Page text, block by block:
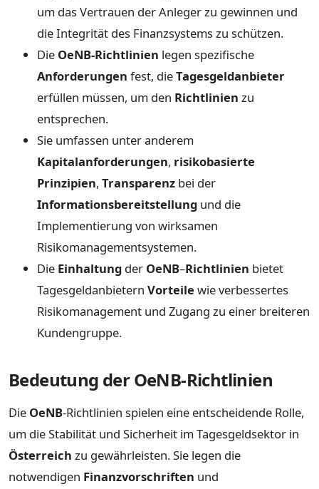
um das Vertrauen der Anleger zu gewinnen und
die Integrität des Finanzsystems zu schützen.
Die OeNB-Richtlinien legen spezifische
Anforderungen fest, dieTagesgeldanbieter
erfüllen müssen, um den Richtlinien zu
entsprechen.
Sie umfassen unter anderem
Kapitalanforderungen, risikobasierte
Prinzipien, Transparenz bei der
Informationsbereitstellung und die
Implementierung von wirksamen
Risikomanagementsystemen.
Die Einhaltung der OeNB–Richtlinien bietet
Tagesgeldanbietern Vorteile wie verbessertes
Risikomanagement und Zugang zu einer breiteren
Kundengruppe.
Bedeutung der OeNB-Richtlinien
Die OeNB-Richtlinien spielen eine entscheidende Rolle,
um die Stabilität und Sicherheit im Tagesgeldsektor in
Österreich zu gewährleisten. Sie legen die
notwendigen Finanzvorschriften und